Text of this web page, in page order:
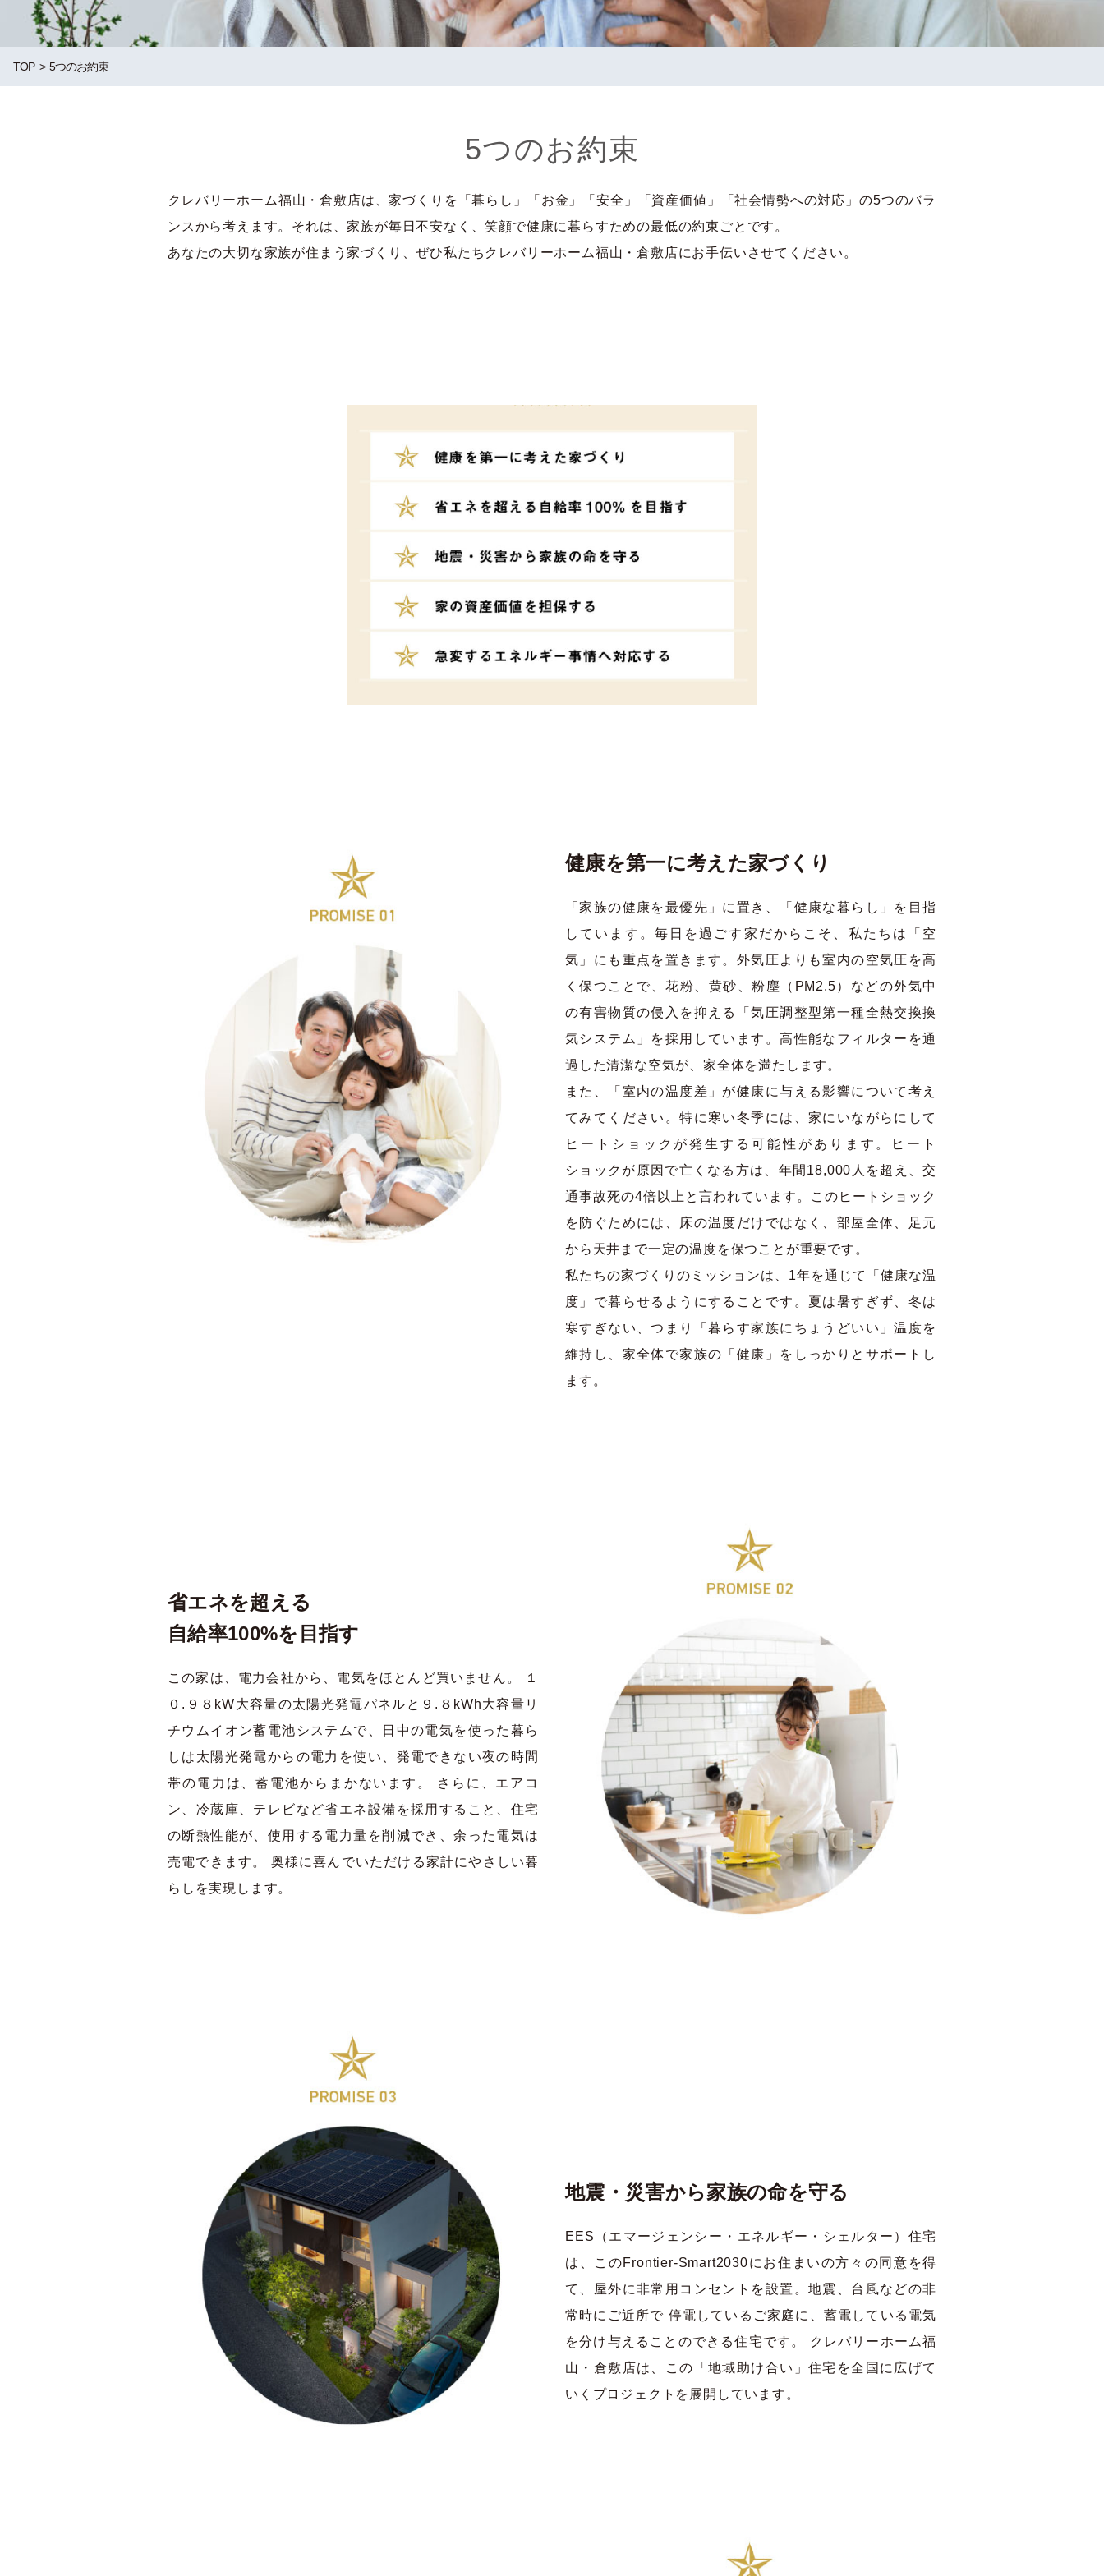
TOP 5つのお約束
5つのお約束
クレバリーホーム福山・倉敷店は、家づくりを「暮らし」「お金」「安全」「資産価値」「社会情勢への対応」の5つのバラ
ンスから考えます。それは、家族が毎日不安なく、笑顔で健康に暮らすための最低の約束ごとです。
あなたの大切な家族が住まう家づくり、ぜひ私たちクレバリーホーム福山・倉敷店にお手伝いさせてください。
健康を第一に考えた家づくり
「家族の健康を最優先」に置き、「健康な暮らし」を目指
しています。毎日を過ごす家だからこそ、私たちは「空
気」にも重点を置きます。外気圧よりも室内の空気圧を高
く保つことで、花粉、黄砂、粉塵（PM2.5）などの外気中
の有害物質の侵入を抑える「気圧調整型第一種全熱交換換
気システム」を採用しています。高性能なフィルターを通
過した清潔な空気が、家全体を満たします。
また、「室内の温度差」が健康に与える影響について考え
てみてください。特に寒い冬季には、家にいながらにして
ヒートショックが発生する可能性があります。ヒート
ショックが原因で亡くなる方は、年間18,000人を超え、交
通事故死の4倍以上と言われています。このヒートショック
を防ぐためには、床の温度だけではなく、部屋全体、足元
から天井まで一定の温度を保つことが重要です。
私たちの家づくりのミッションは、1年を通じて「健康な温
度」で暮らせるようにすることです。夏は暑すぎず、冬は
寒すぎない、つまり「暮らす家族にちょうどいい」温度を
維持し、家全体で家族の「健康」をしっかりとサポートし
ます。
省エネを超える
自給率100%を目指す
この家は、電力会社から、電気をほとんど買いません。 １
０.９８kW大容量の太陽光発電パネルと９.８kWh大容量リ
チウムイオン蓄電池システムで、日中の電気を使った暮ら
しは太陽光発電からの電力を使い、発電できない夜の時間
帯の電力は、蓄電池からまかないます。 さらに、エアコ
ン、冷蔵庫、テレビなど省エネ設備を採用すること、住宅
の断熱性能が、使用する電力量を削減でき、余った電気は
売電できます。 奥様に喜んでいただける家計にやさしい暮
らしを実現します。
地震・災害から家族の命を守る
EES（エマージェンシー・エネルギー・シェルター）住宅
は、このFrontier-Smart2030にお住まいの方々の同意を得
て、屋外に非常用コンセントを設置。地震、台風などの非
常時にご近所で 停電しているご家庭に、蓄電している電気
を分け与えることのできる住宅です。 クレバリーホーム福
山・倉敷店は、この「地域助け合い」住宅を全国に広げて
いくプロジェクトを展開しています。